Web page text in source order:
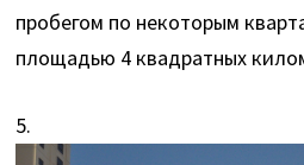
пробегом по некоторым
площадью 4 квадратных
5.